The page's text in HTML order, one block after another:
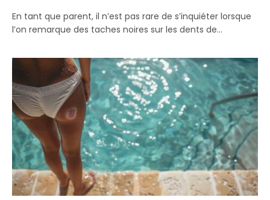
En tant que parent, il n’est pas rare de s’inquiéter lorsque
l’on remarque des taches noires sur les dents de…